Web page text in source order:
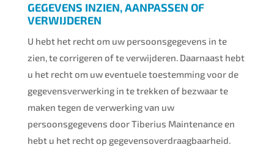
GEGEVENS INZIEN, AANPASSEN OF
VERWIJDEREN
U hebt het recht om uw persoonsgegevens in te
zien, te corrigeren of te verwijderen. Daarnaast hebt
u het recht om uw eventuele toestemming voor de
gegevensverwerking in te trekken of bezwaar te
maken tegen de verwerking van uw
persoonsgegevens door Tiberius Maintenance en
hebt u het recht op gegevensoverdraagbaarheid.